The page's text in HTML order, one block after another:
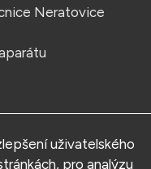
Neratovice
uživatelského
pro analýzu